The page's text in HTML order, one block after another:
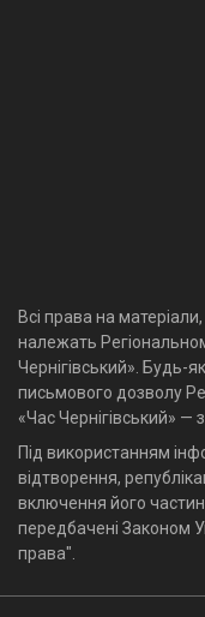
Всі права на
належать
Чернігівський». Будь-
письмового дозволу
«Час Чернігівський» —
Під використанням
відтворення,
включення його частин
передбачені Законом
права".